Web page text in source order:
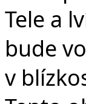
Tele a
bude
v